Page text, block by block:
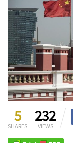
5
SHARES
232
VIEWS